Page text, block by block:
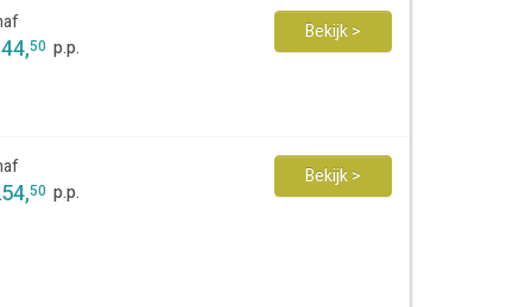
,50 p.p.
Bekijk >
,50 p.p.
Bekijk >